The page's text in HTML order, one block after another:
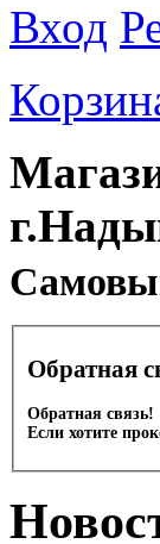
Вход
Обратная
Обратная связь!
Если хотите